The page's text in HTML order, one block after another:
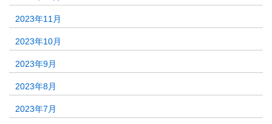
2023年11月
2023年10月
2023年9月
2023年8月
2023年7月